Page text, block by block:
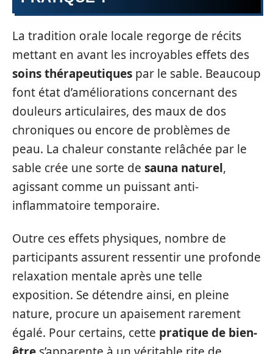
La tradition orale locale regorge de récits
mettant en avant les incroyables effets des
soins thérapeutiques par le sable. Beaucoup
font état d’améliorations concernant des
douleurs articulaires, des maux de dos
chroniques ou encore de problèmes de
peau. La chaleur constante relâchée par le
sable crée une sorte de sauna naturel,
agissant comme un puissant anti-
inflammatoire temporaire.
Outre ces effets physiques, nombre de
participants assurent ressentir une profonde
relaxation mentale après une telle
exposition. Se détendre ainsi, en pleine
nature, procure un apaisement rarement
égalé. Pour certains, cette pratique de bien-